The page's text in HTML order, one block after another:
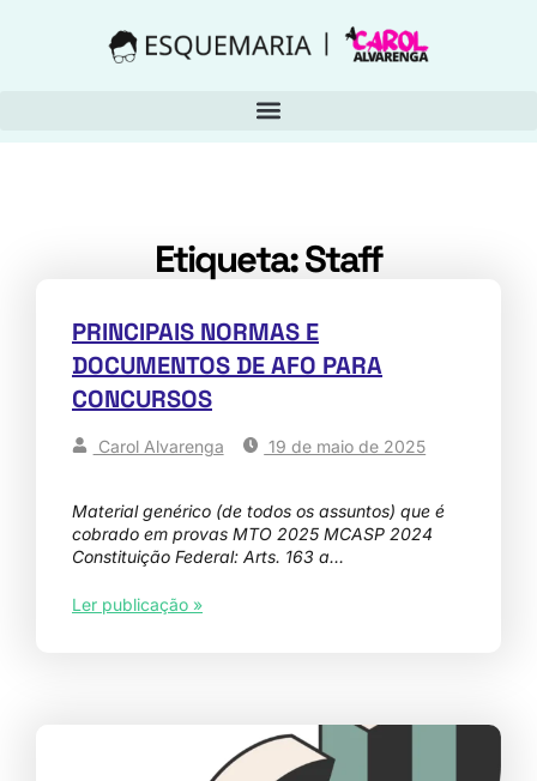
Etiqueta: Staff
PRINCIPAIS NORMAS E
DOCUMENTOS DE AFO PARA
CONCURSOS
Carol Alvarenga 19 de maio de 2025
Material genérico (de todos os assuntos) que é
cobrado em provas MTO 2025 MCASP 2024
Constituição Federal: Arts. 163 a…
Ler publicação »